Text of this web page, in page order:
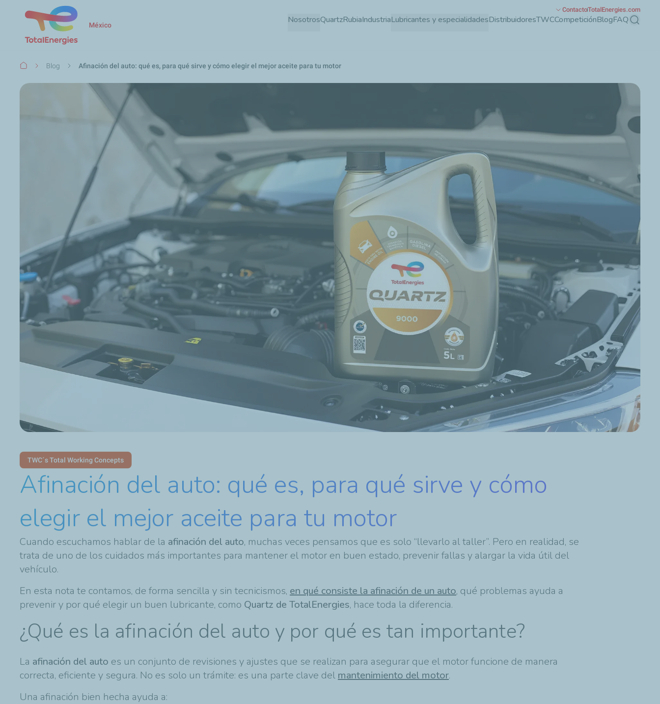
Pasar
México NosotrosQuartzRubiaIndustriaLubricantes y especialidadesDistribuidoresTWCCompeticiónBlogFAQ Buscar
ContactoTotalEnergies.com
Ruta
navegación
Blog Afinación del auto: qué es, para qué sirve y cómo elegir el mejor aceite para tu motor
TWC´s Total Working Concepts
Afinación del auto: qué es, para qué sirve y cómo
elegir el mejor aceite para tu motor
Cuando escuchamos hablar de la afinación del auto, muchas veces pensamos que es solo “llevarlo al taller”. Pero en realidad, se
trata de uno de los cuidados más importantes para mantener el motor en buen estado, prevenir fallas y alargar la vida útil del
vehículo.
En esta nota te contamos, de forma sencilla y sin tecnicismos, en qué consiste la afinación de un auto, qué problemas ayuda a
prevenir y por qué elegir un buen lubricante, como Quartz de TotalEnergies, hace toda la diferencia.
¿Qué es la afinación del auto y por qué es tan importante?
La afinación del auto es un conjunto de revisiones y ajustes que se realizan para asegurar que el motor funcione de manera
correcta, eficiente y segura. No es solo un trámite: es una parte clave del mantenimiento del motor.
Una afinación bien hecha ayuda a: